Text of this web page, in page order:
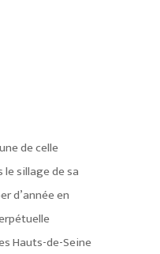
de celle
sillage de sa
d’année en
Hauts-de-Seine